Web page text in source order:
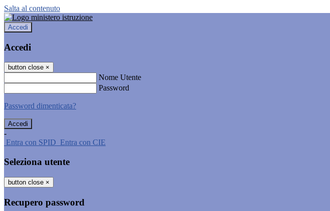
Salta al contenuto
Accedi
Accedi
button close ×
Nome Utente
Password
Password dimenticata?
-
Entra con SPID Entra con CIE
Seleziona utente
button close ×
Recupero password